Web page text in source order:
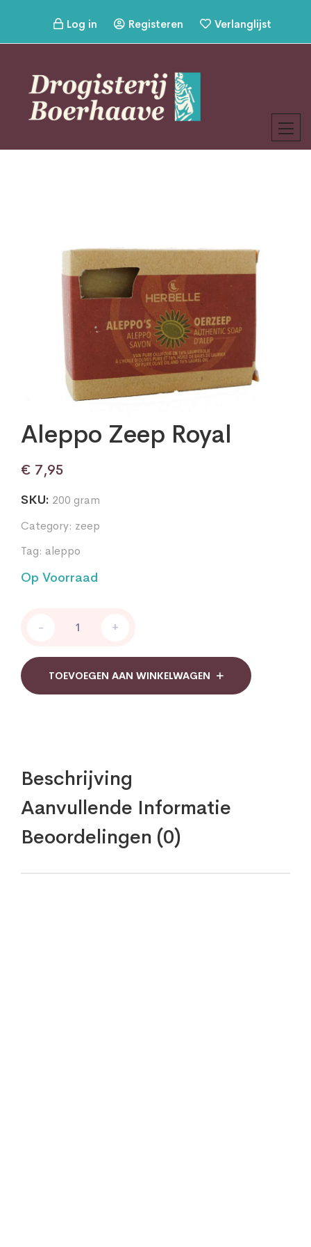
Log in Registeren Verlanglijst
Aleppo Zeep Royal
€ 7,95
SKU: 200 gram
Category: zeep
Tag: aleppo
Op Voorraad
Zeep
quantity
- +
TOEVOEGEN AAN WINKELWAGEN
Beschrijving
Aanvullende Informatie
Beoordelingen (0)